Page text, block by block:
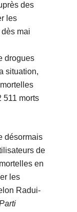
des
les
mai
drogues
situation,
511 morts
désormais
de
en
les
Radui-